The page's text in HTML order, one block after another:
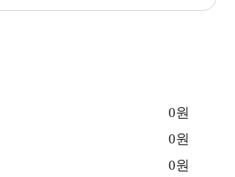
0원
0원
0원